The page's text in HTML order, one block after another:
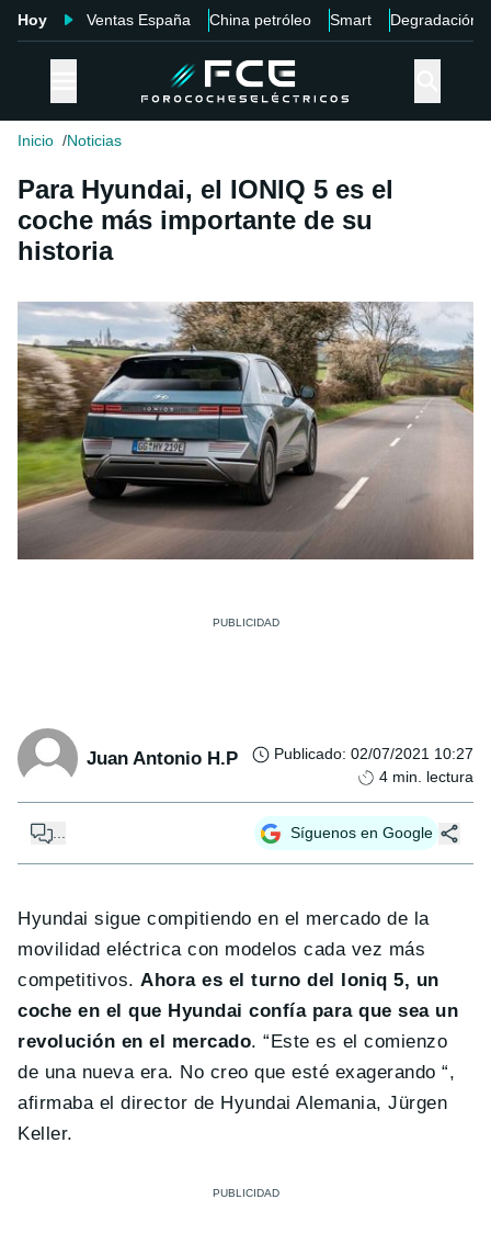
Hoy Ventas España China petróleo Smart Degradación
Inicio Noticias
Para Hyundai, el IONIQ 5 es el
coche más importante de su
historia
Juan Antonio H.P Publicado: 02/07/2021 10:27
4 min. lectura
Síguenos en Google
Hyundai sigue compitiendo en el mercado de la
movilidad eléctrica con modelos cada vez más
competitivos.Ahora es el turno del Ioniq 5, un
coche en el que Hyundai confía para que sea un
revolución en el mercado. “Este es el comienzo
de una nueva era. No creo que esté exagerando “,
afirmaba el director de Hyundai Alemania, Jürgen
Keller.